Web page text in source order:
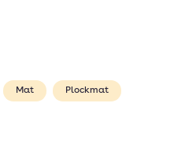
Mat Plockmat